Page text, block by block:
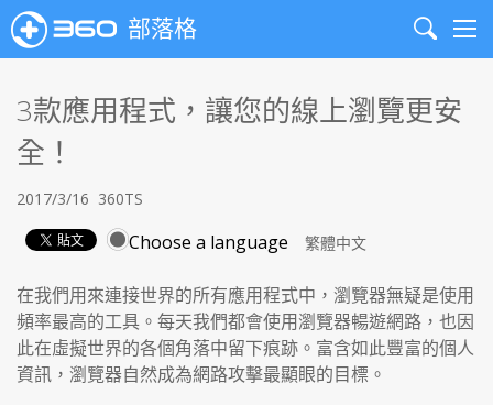
部落格
Search
3款應用程式，讓您的線上瀏覽更安
全！
2017/3/16 360TS
Choose a language
在我們用來連接世界的所有應用程式中，瀏覽器無疑是使用
頻率最高的工具。每天我們都會使用瀏覽器暢遊網路，也因
此在虛擬世界的各個角落中留下痕跡。富含如此豐富的個人
資訊，瀏覽器自然成為網路攻擊最顯眼的目標。